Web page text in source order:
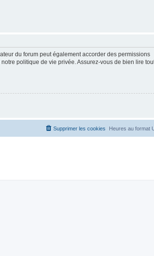
du forum peut également accorder des permissions
politique de vie privée. Assurez-vous de bien lire
Heures au format
Supprimer les cookies